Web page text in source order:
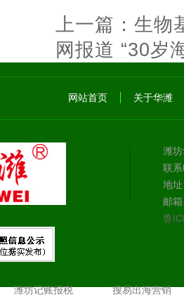
上一篇： 生物
网报道 “30岁
网站首页 关于华潍
潍
联
地
邮
鲁
潍坊记账报税 搜易出海营销